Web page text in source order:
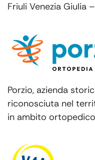
Friuli Venezia Giulia
Porzio, azienda
riconosciuta nel
in ambito